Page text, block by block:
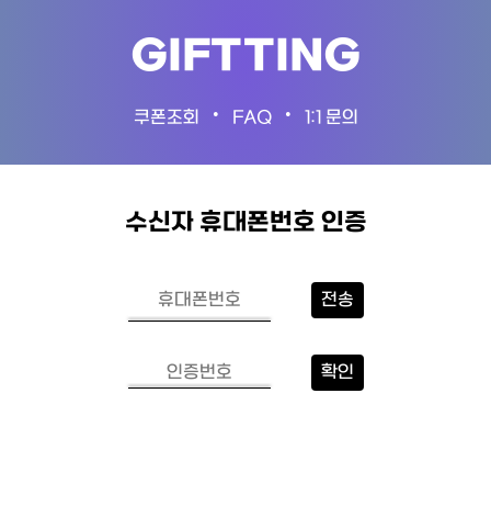
GIFTTING
쿠폰조회 • FAQ • 1:1 문의
수신자 휴대폰번호 인증
전송
확인